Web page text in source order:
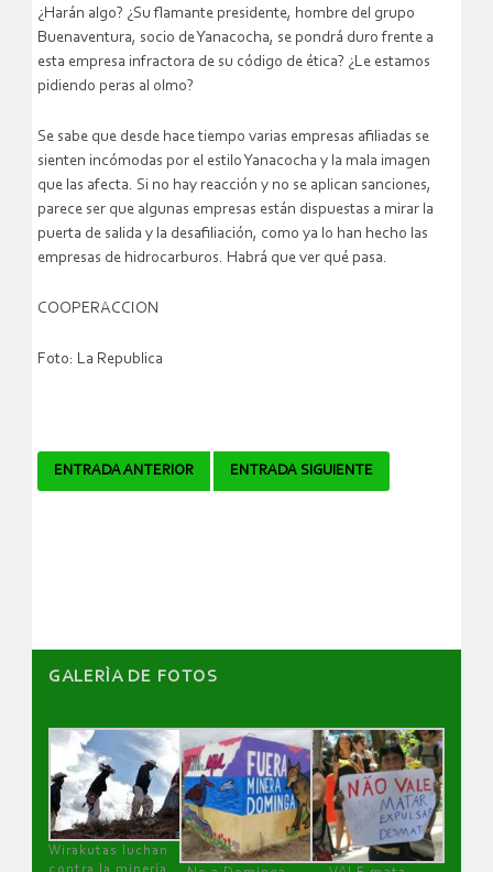
¿Harán algo? ¿Su flamante presidente, hombre del grupo
Buenaventura, socio de Yanacocha, se pondrá duro frente a
esta empresa infractora de su código de ética? ¿Le estamos
pidiendo peras al olmo?
Se sabe que desde hace tiempo varias empresas afiliadas se
sienten incómodas por el estilo Yanacocha y la mala imagen
que las afecta. Si no hay reacción y no se aplican sanciones,
parece ser que algunas empresas están dispuestas a mirar la
puerta de salida y la desafiliación, como ya lo han hecho las
empresas de hidrocarburos. Habrá que ver qué pasa.
COOPERACCION
Foto: La Republica
Navegador
ENTRADA ANTERIOR ENTRADA SIGUIENTE
GALERÌA DE FOTOS
Wirakutas luchan